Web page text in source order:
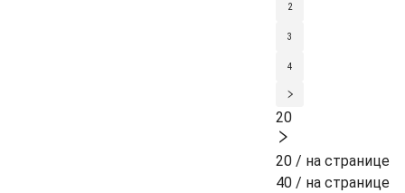
2
3
4
20
20 / на странице
40 / на странице